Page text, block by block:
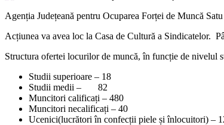
Agenția Județeană pentru Ocuparea Forței de Muncă
Acțiunea va avea loc la Casa de Cultură a Sindicatelor.
Structura ofertei locurilor de muncă, în funcție de nivelul
Studii superioare – 18
Studii medii – 82
Muncitori calificați – 480
Muncitori necalificați – 40
Ucenici(lucrători în confecții piele și înlocuitori) –